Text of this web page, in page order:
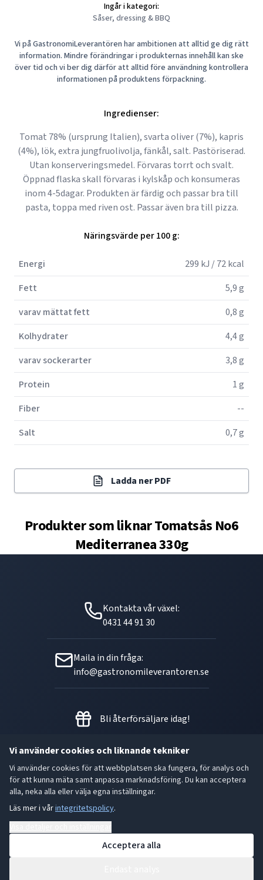
Vi använder cookies och liknande tekniker
Vi använder cookies för att webbplatsen ska fungera, för analys och
för att kunna mäta samt anpassa marknadsföring. Du kan acceptera
alla, neka alla eller välja egna inställningar.
Läs mer i vårintegritetspolicy.
Acceptera alla
Ingår i kategori:
Såser, dressing & BBQ
Vi på GastronomiLeverantören har ambitionen att alltid ge dig rätt
information. Mindre förändringar i produkternas innehåll kan ske
över tid och vi ber dig därför att alltid före användning kontrollera
informationen på produktens förpackning.
Ingredienser:
Tomat 78% (ursprung Italien), svarta oliver (7%), kapris
(4%), lök, extra jungfruolivolja, fänkål, salt. Pastöriserad.
Utan konserveringsmedel. Förvaras torrt och svalt.
Öppnad flaska skall förvaras i kylskåp och konsumeras
inom 4-5dagar. Produkten är färdig och passar bra till
pasta, toppa med riven ost. Passar även bra till pizza.
Näringsvärde per 100 g:
Energi
299 kJ / 72 kcal
Fett
5,9 g
varav mättat fett
0,8 g
Kolhydrater
4,4 g
varav sockerarter
3,8 g
Protein
1 g
Fiber
--
Salt
0,7 g
Ladda ner PDF
Produkter som liknarTomatsås No6
Mediterranea 330g
Kontakta vår växel:
0431 44 91 30
Maila in din fråga:
info@gastronomileverantoren.se
Bli återförsäljare idag!
Metallgatan 21 B, 262 72
Ängelholm Orgnr: 556493-5780